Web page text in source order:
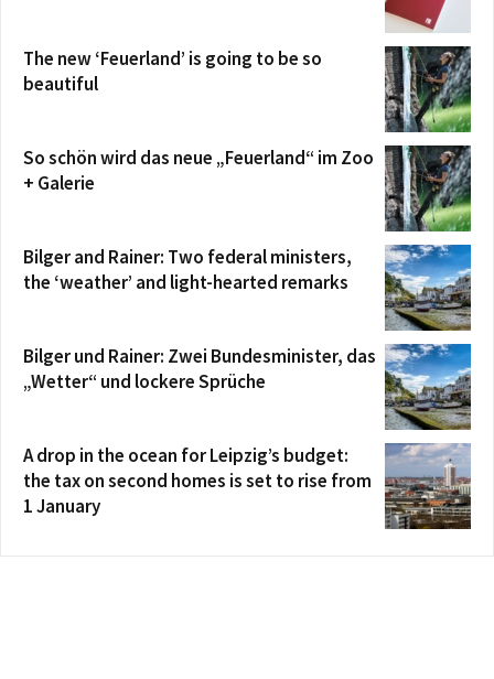
The new ‘Feuerland’ is going to be so
beautiful
So schön wird das neue „Feuerland“ im Zoo
+ Galerie
Bilger and Rainer: Two federal ministers,
the ‘weather’ and light-hearted remarks
Bilger und Rainer: Zwei Bundesminister, das
„Wetter“ und lockere Sprüche
A drop in the ocean for Leipzig’s budget:
the tax on second homes is set to rise from
1 January